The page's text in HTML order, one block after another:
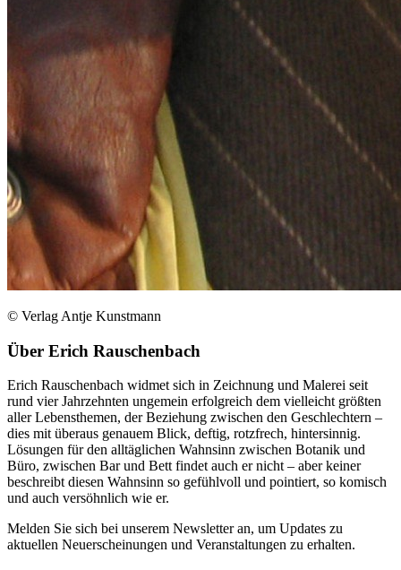
© Verlag Antje Kunstmann
Über Erich Rauschenbach
Erich Rauschenbach widmet sich in Zeichnung und Malerei seit
rund vier Jahrzehnten ungemein erfolgreich dem vielleicht größten
aller Lebensthemen, der Beziehung zwischen den Geschlechtern –
dies mit überaus genauem Blick, deftig, rotzfrech, hintersinnig.
Lösungen für den alltäglichen Wahnsinn zwischen Botanik und
Büro, zwischen Bar und Bett findet auch er nicht – aber keiner
beschreibt diesen Wahnsinn so gefühlvoll und pointiert, so komisch
und auch versöhnlich wie er.
Melden Sie sich bei unserem Newsletter an, um Updates zu
aktuellen Neuerscheinungen und Veranstaltungen zu erhalten.